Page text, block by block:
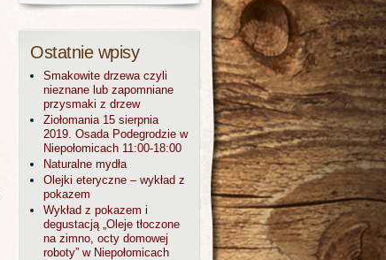
Ostatnie wpisy
Smakowite drzewa czyli
nieznane lub zapomniane
przysmaki z drzew
Ziołomania 15 sierpnia
2019. Osada Podegrodzie w
Niepołomicach 11:00-18:00
Naturalne mydła
Olejki eteryczne – wykład z
pokazem
Wykład z pokazem i
degustacją „Oleje tłoczone
na zimno, octy domowej
roboty” w Niepołomicach